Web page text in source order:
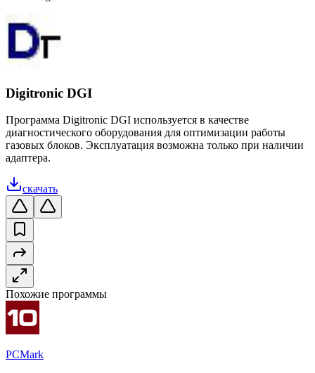
Digitronic DGI
Программа Digitronic DGI используется в качестве
диагностического оборудования для оптимизации работы
газовых блоков. Эксплуатация возможна только при наличии
адаптера.
скачать
Похожие программы
PCMark